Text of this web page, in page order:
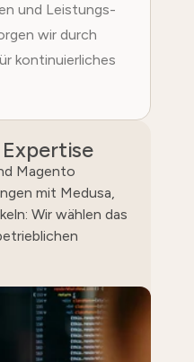
und Leistungs-
wir durch
kontinuierliches
Magento
mit Medusa,
Wir wählen das